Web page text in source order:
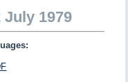
1979